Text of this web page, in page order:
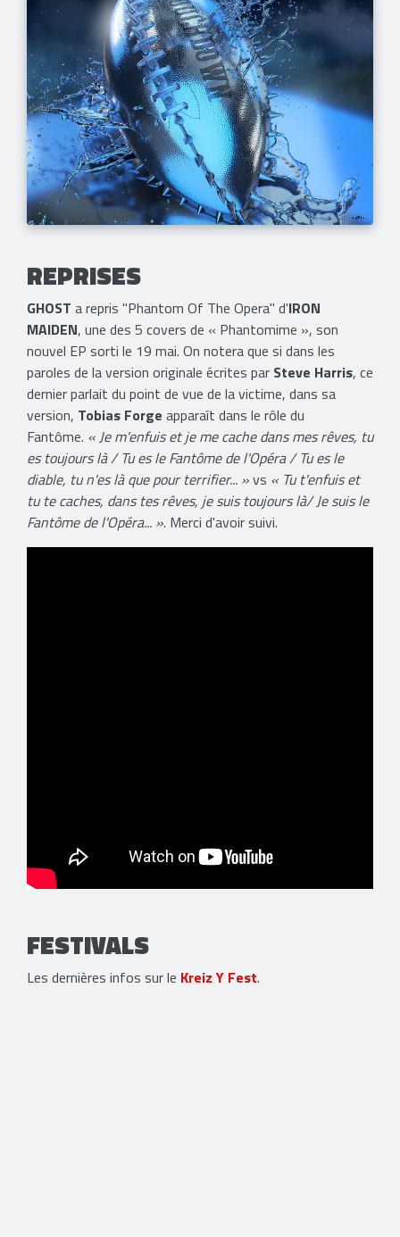
REPRISES
GHOST a repris "Phantom Of The Opera" d'IRON
MAIDEN, une des 5 covers de « Phantomime », son
nouvel EP sorti le 19 mai. On notera que si dans les
paroles de la version originale écrites par Steve Harris, ce
dernier parlait du point de vue de la victime, dans sa
version, Tobias Forge apparaît dans le rôle du
Fantôme. « Je m'enfuis et je me cache dans mes rêves, tu
es toujours là / Tu es le Fantôme de l'Opéra / Tu es le
diable, tu n'es là que pour terrifier... »vs « Tu t'enfuis et
tu te caches, dans tes rêves, je suis toujours là/ Je suis le
Fantôme de l'Opéra... ». Merci d'avoir suivi.
FESTIVALS
Les dernières infos sur le Kreiz Y Fest.